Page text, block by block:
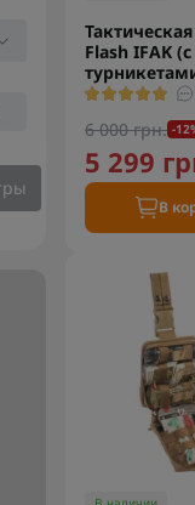
Flash IFAK (с
6 000 грн. -
5 299
В